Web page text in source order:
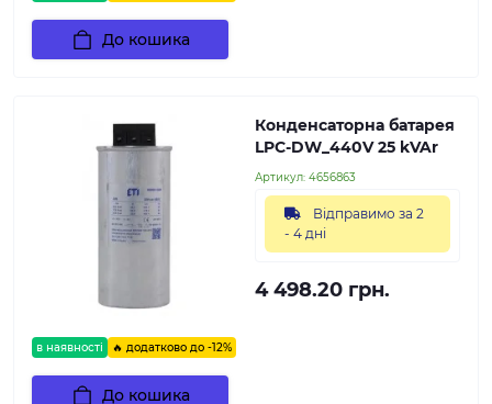
До кошика
в наявності 🔥 додатково до -12%
Конденсаторна батарея
LPC-DW_440V 25 kVAr
Артикул: 4656863
Відправимо за 2
- 4 дні
4 498.20 грн.
До кошика